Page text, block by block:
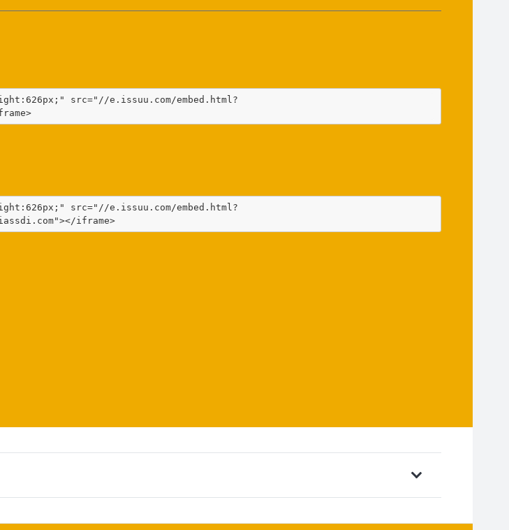
src="//e.issuu.com/embed.html?
src="//e.issuu.com/embed.html?
iframe>